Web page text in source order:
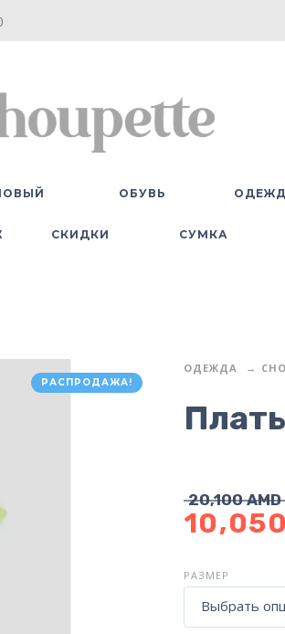
ОБУВЬ
СКИДКИ СУМКА
РАСПРОДАЖА!
ОДЕЖДА
20,100AMD
РАЗМЕР
Выбрать